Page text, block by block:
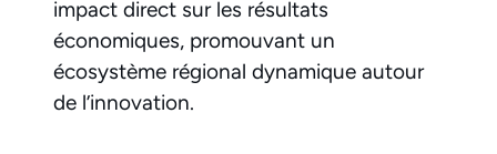
impact direct sur les résultats
économiques, promouvant un
écosystème régional dynamique autour
de l’innovation.